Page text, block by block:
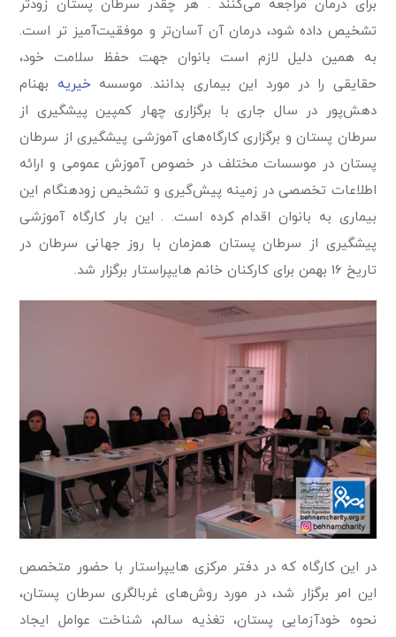
برای درمان مراجعه می‌كنند . هر چقدر سرطان پستان زودتر
تشخیص داده شود، درمان آن آسان‌تر و موفقیت‌آمیز تر است.
به همین دلیل لازم است بانوان جهت حفظ سلامت خود،
حقایقی را در مورد این بیماری بدانند. موسسه خیریه بهنام
دهش‌پور در سال جاری با برگزاری چهار کمپین پیشگیری از
سرطان پستان و برگزاری کارگاه‌های آموزشی پیشگیری از سرطان
پستان در موسسات مختلف در خصوص آموزش عمومی و ارائه
اطلاعات تخصصی در زمینه پیش‌گیری و تشخیص زودهنگام این
بیماری به بانوان اقدام کرده است. . این بار کارگاه آموزشی
پیشگیری از سرطان پستان همزمان با روز جهانی سرطان در
تاریخ 16 بهمن برای کارکنان خانم هایپراستار برگزار شد.
در این کارگاه که در دفتر مرکزی هایپراستار با حضور متخصص
این امر برگزار شد، در مورد روش‌های غربالگری سرطان پستان،
نحوه خودآزمایی پستان، تغذیه سالم، شناخت عوامل ایجاد